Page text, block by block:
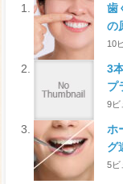
歯
の
10
3
プ
9ビ
ホ
グ
5ビ